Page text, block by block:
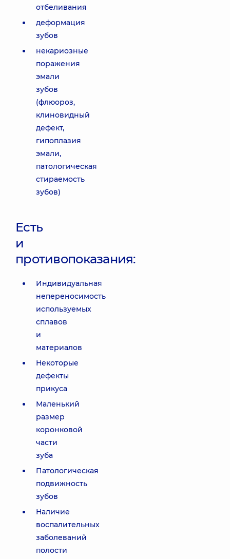
отбеливания
деформация
зубов
некариозные
поражения
эмали
зубов
(флюороз,
клиновидный
дефект,
гипоплазия
эмали,
патологическая
стираемость
зубов)
Есть
и
противопоказания:
Индивидуальная
непереносимость
используемых
сплавов
и
материалов
Некоторые
дефекты
прикуса
Маленький
размер
коронковой
части
зуба
Патологическая
подвижность
зубов
Наличие
воспалительных
заболеваний
полости